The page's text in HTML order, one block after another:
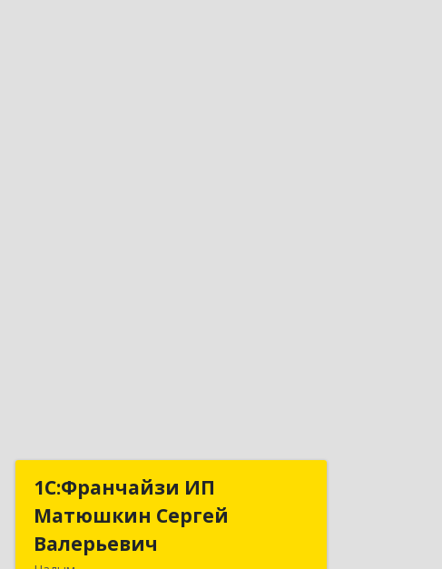
1С:Франчайзи ИП
Матюшкин Сергей
Валерьевич
1С:Франчайзи ИП
Матюшкин Сергей